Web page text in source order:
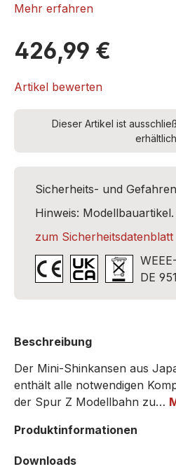
12x Gebogenes Gleis R195-
1x Ausgleishilfe (#7297402)
ROKUHAN G005-1
Mehr erfahren
426,99 €
Artikel bewerten
Dieser Artikel ist
Sicherheits- und
Hinweis:
zum Sicherheitsdatenblatt
DE
Beschreibung
Der Mini-Shinkansen aus
enthält alle notwendigen
der Spur Z Modellbahn zu…
Produktinformationen
Downloads